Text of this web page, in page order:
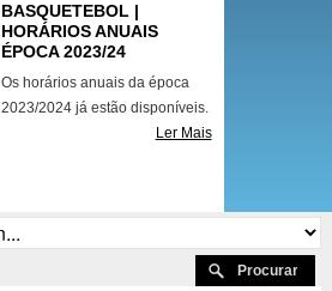
BASQUETEBOL |
HORÁRIOS ANUAIS
ÉPOCA 2023/24
Os horários anuais da época
2023/2024 já estão disponíveis.
Ler Mais